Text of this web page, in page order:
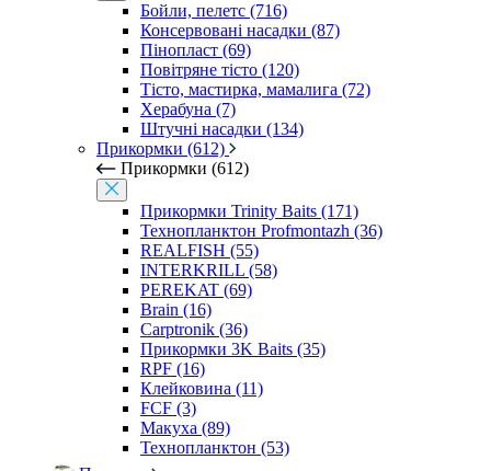
Бойли, пелетс (716)
Консервовані насадки (87)
Пінопласт (69)
Повітряне тісто (120)
Тісто, мастирка, мамалига (72)
Херабуна (7)
Штучні насадки (134)
Прикормки (612)
Прикормки (612)
Прикормки Trinity Baits (171)
Технопланктон Profmontazh (36)
REALFISH (55)
INTERKRILL (58)
PEREKAT (69)
Brain (16)
Carptronik (36)
Прикормки 3K Baits (35)
RPF (16)
Клейковина (11)
FCF (3)
Макуха (89)
Технопланктон (53)